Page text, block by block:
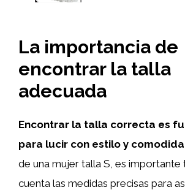
La importancia de
encontrar la talla
adecuada
Encontrar la talla correcta es
para lucir con estilo y
de una mujer talla S, es importante
cuenta las medidas precisas para